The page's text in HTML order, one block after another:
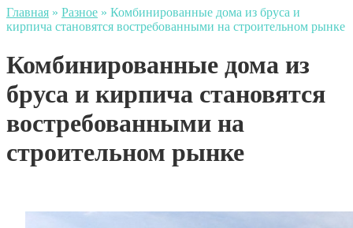
Главная » Разное » Комбинированные дома из бруса и
кирпича становятся востребованными на строительном рынке
Комбинированные дома из
бруса и кирпича становятся
востребованными на
строительном рынке